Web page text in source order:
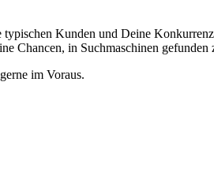
Kunden und Deine
Chancen, in Suchmaschinen gefunden
im Voraus.